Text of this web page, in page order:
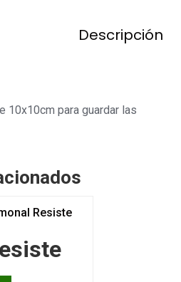
Descripción
10x10cm para guardar las